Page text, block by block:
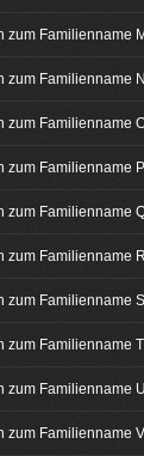
zum Familienname
zum Familienname
zum Familienname
zum Familienname
zum Familienname
zum Familienname
zum Familienname
zum Familienname
zum Familienname
zum Familienname